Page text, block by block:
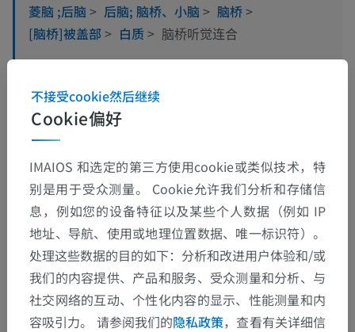
菱脑 ;后脑 > 后脑; 脑桥、小脑 > 脑桥>
[脑桥]被盖部 > 白质> 脑桥听觉连合
翻译
发现错误？
欢迎提出更正、翻译或内容改进的建议。
检举错误
Cookie偏好
不接受cookie然后继续
IMAIOS 和选定的第三方使用cookie或类似技术，特
别是用于受众测量。 Cookie允许我们分析和存储信
息，例如您的设备特征以及某些个人数据（例如 IP
地址、导航、使用或地理位置数据、唯一标识符）。
处理这些数据的目的如下：分析和改进用户体验和/或
我们的内容提供、产品和服务、受众测量和分析、与
社交网络的互动、个性化内容的显示、性能测量和内
容吸引力。 请参阅我们的隐私政策，查看有关详细信